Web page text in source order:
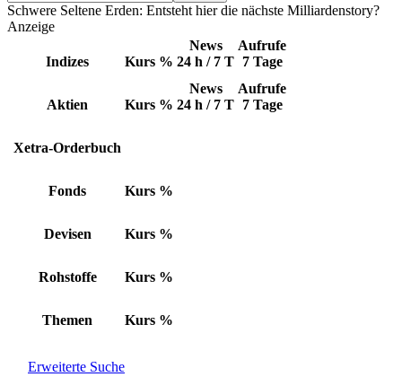
Schwere Seltene Erden: Entsteht hier die nächste Milliardenstory?
Anzeige
Indizes Kurs %
News
24 h / 7 T
Aufrufe
7 Tage
Aktien Kurs %
News
24 h / 7 T
Aufrufe
7 Tage
Xetra-Orderbuch
Fonds Kurs %
Devisen Kurs %
Rohstoffe Kurs %
Themen Kurs %
Erweiterte Suche